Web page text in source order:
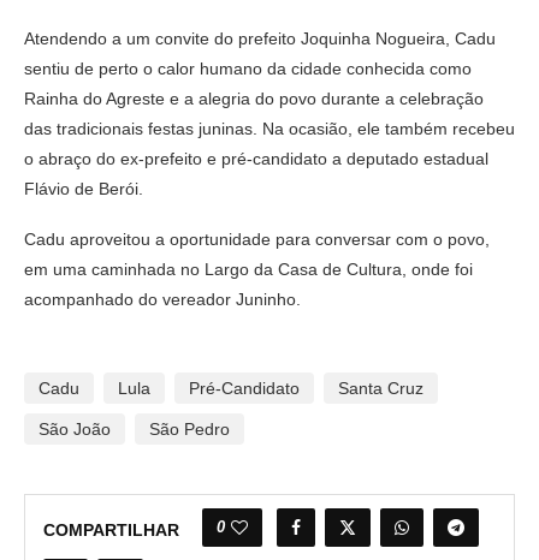
Atendendo a um convite do prefeito Joquinha Nogueira, Cadu
sentiu de perto o calor humano da cidade conhecida como
Rainha do Agreste e a alegria do povo durante a celebração
das tradicionais festas juninas. Na ocasião, ele também recebeu
o abraço do ex-prefeito e pré-candidato a deputado estadual
Flávio de Berói.
Cadu aproveitou a oportunidade para conversar com o povo,
em uma caminhada no Largo da Casa de Cultura, onde foi
acompanhado do vereador Juninho.
Cadu Lula Pré-Candidato Santa Cruz
São João São Pedro
COMPARTILHAR 0